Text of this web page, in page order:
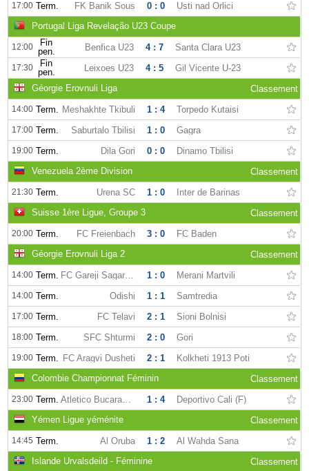
17:00 Term. FK Banik Sous 0 : 0
Usti nad Orlici
Portugal Liga Revelação U23 Coupe
12:00
Fin
pen.
Benfica U23 4 : 7 Santa Clara U23
17:30
Fin
pen.
Leixoes U23 4 : 5
Gil Vicente U-23
Géorgie Erovnuli Liga
Classement
14:00 Term. Meshakhte Tkibuli 1 : 4 Torpedo Kutaisi
17:00 Term. Saburtalo Tbilisi 1 : 0 Gagra
19:00 Term. Dila Gori 0 : 0
Dinamo Tbilisi
Venezuela 2ème Division
Classement
21:30 Term. Urena SC 1 : 0
Inter de Barinas
Suisse 1ère Ligue, Groupe 3
Classement
20:00 Term. FC Freienbach 3 : 0
FC Baden
Géorgie Erovnuli Liga 2
Classement
14:00 Term. FC Gareji Sagarejo 1 : 0 Merani Martvili
14:00 Term. Odishi 1 : 1 Samtredia
17:00 Term. FC Telavi 2 : 1 Sioni Bolnisi
18:00 Term. SFC Shturmi 2 : 0 Gori
19:00 Term. FC Aragvi Dusheti 2 : 1
Kolkheti 1913 Poti
Colombie Championnat Féminin
Classement
23:00 Term. Atletico Bucaramanga (F) 1 : 4
Deportivo Cali (F)
Yémen Ligue yéménite
Classement
14:45 Term. Al Oruba 1 : 2
Al Wahda Sana
Islande Urvalsdeild - Féminine
Classement